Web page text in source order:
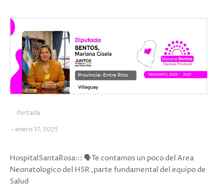
Portada
enero 17, 2025
HospitalSantaRosa::: 🗣Te contamos un poco del Area
Neonatologico del HSR ,parte fundamental del equipo de
Salud